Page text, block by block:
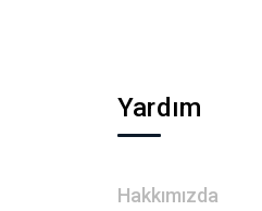
Yardım
Hakkımızda